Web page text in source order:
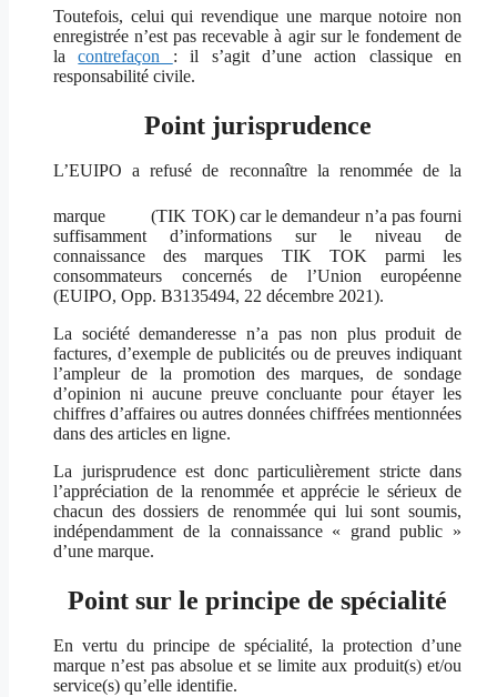
Toutefois, celui qui revendique une marque notoire non
enregistrée n’est pas recevable à agir sur le fondement de
lacontrefaçon : il s’agit d’une action classique en
responsabilité civile.
Point jurisprudence
L’EUIPO a refusé de reconnaître la renommée de la
marque
(TIK TOK) car le demandeur n’a pas fourni
suffisamment d’informations sur le niveau de
connaissance des marques TIK TOK parmi les
consommateurs concernés de l’Union européenne
(EUIPO, Opp. B3135494, 22 décembre 2021).
La société demanderesse n’a pas non plus produit de
factures, d’exemple de publicités ou de preuves indiquant
l’ampleur de la promotion des marques, de sondage
d’opinion ni aucune preuve concluante pour étayer les
chiffres d’affaires ou autres données chiffrées mentionnées
dans des articles en ligne.
La jurisprudence est donc particulièrement stricte dans
l’appréciation de la renommée et apprécie le sérieux de
chacun des dossiers de renommée qui lui sont soumis,
indépendamment de la connaissance « grand public »
d’une marque.
Point sur le principe de spécialité
En vertu du principe de spécialité, la protection d’une
marque n’est pas absolue et se limite aux produit(s) et/ou
service(s) qu’elle identifie.